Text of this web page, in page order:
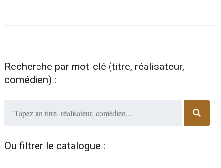
Recherche par mot-clé (titre, réalisateur,
comédien) :
Ou filtrer le catalogue :